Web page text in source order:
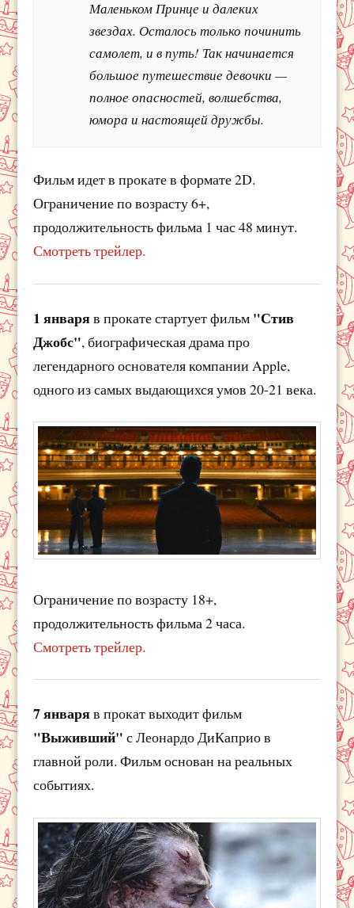
Маленьком Принце и далеких
звездах. Осталось только починить
самолет, и в путь! Так начинается
большое путешествие девочки —
полное опасностей, волшебства,
юмора и настоящей дружбы.
Фильм идет в прокате в формате 2D.
Ограничение по возрасту 6+,
продолжительность фильма 1 час 48 минут.
Смотреть трейлер.
1 январяв прокате стартует фильм "Стив
Джобс", биографическая драма про
легендарного основателя компании Apple,
одного из самых выдающихся умов 20-21 века.
Ограничение по возрасту 18+,
продолжительность фильма 2 часа.
Смотреть трейлер.
7 январяв прокат выходит фильм
"Выживший" с Леонардо ДиКаприо в
главной роли. Фильм основан на реальных
событиях.